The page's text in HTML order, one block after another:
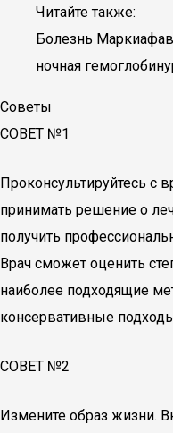
Читайте также:
Болезнь
ночная
Советы
СОВЕТ №1
Проконсультируйтесь с
принимать решение о
получить
Врач сможет оценить
наиболее подходящие
консервативные
СОВЕТ №2
Измените образ жизни.